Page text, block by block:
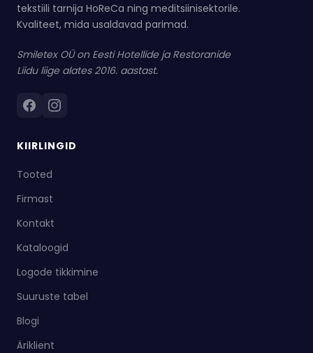
tekstiili tarnija HoReCa ning meditsiinisektorile.
Kvaliteet, mida usaldavad parimad.
Smiletex OÜ on Eesti Hotellide ja Restoranide
Liidu liige alates 2016. aastast.
KIIRLINGID
Tooted
Firmast
Kontakt
Kataloogid
Logode tikkimine
Suuruste tabel
Blogi
Äriklient